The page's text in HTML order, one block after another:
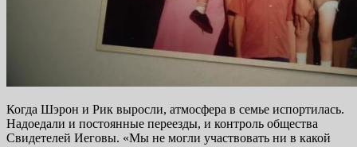
Когда Шэрон и Рик выросли, атмосфера в семье испортилась.
Надоедали и постоянные переезды, и контроль общества
Свидетелей Иеговы. «Мы не могли участвовать ни в какой